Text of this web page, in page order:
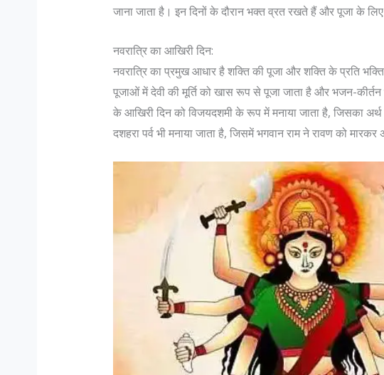
जाना जाता है। इन दिनों के दौरान भक्त व्रत रखते हैं और पूजा के
नवरात्रि का आखिरी दिन:
नवरात्रि का प्रमुख आधार है शक्ति की पूजा और शक्ति के प्रति
पूजाओं में देवी की मूर्ति को खास रूप से पूजा जाता है और भजन-कीर्तन
के आखिरी दिन को विजयदशमी के रूप में मनाया जाता है, जिसका अर्थ
दशहरा पर्व भी मनाया जाता है, जिसमें भगवान राम ने रावण को
क्या आप जानते हैं गुजरात के सबसे स्वादिष्ट व्यंजन
विश्व मे सबसे ज्यादा अगर किसी मेहमान नवाजी की
होती है तो वो है भारतीय मेहमान नवाजी । आज
को सभी प्रकार के मसालों की खोज के लिए जाना
है । पंजाबी और दक्षिण भारतीय खाने के बाद...